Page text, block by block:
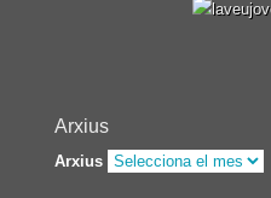
Arxius
Arxius